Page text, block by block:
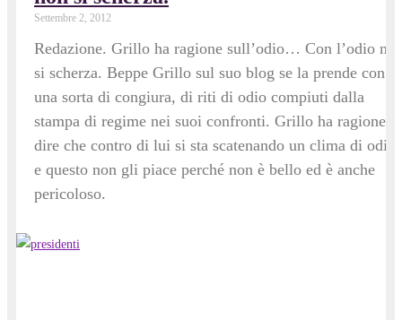
Settembre 2, 2012
Redazione. Grillo ha ragione sull’odio… Con l’odio
si scherza. Beppe Grillo sul suo blog se la prende con
una sorta di congiura, di riti di odio compiuti dalla
stampa di regime nei suoi confronti. Grillo ha ragione a
dire che contro di lui si sta scatenando un clima di odio,
e questo non gli piace perché non è bello ed è anche
pericoloso.